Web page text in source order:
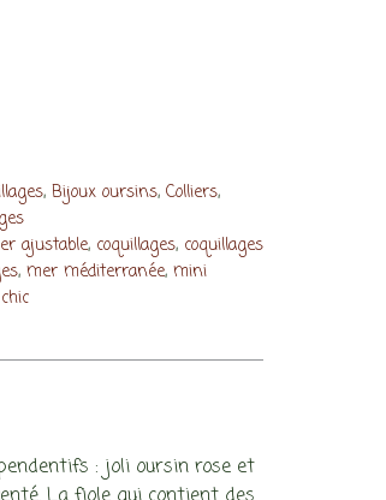
, Bijoux oursins, Colliers,
ajustable, coquillages, coquillages
, mer méditerranée, mini
: joli oursin rose et